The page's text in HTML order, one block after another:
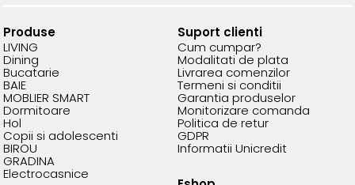
Produse
LIVING
Dining
Bucatarie
BAIE
MOBLIER SMART
Dormitoare
Hol
Copii si adolescenti
BIROU
GRADINA
Electrocasnice
Suport clienti
Cum cumpar?
Modalitati de plata
Livrarea comenzilor
Termeni si conditii
Garantia produselor
Monitorizare comanda
Politica de retur
GDPR
Informatii Unicredit